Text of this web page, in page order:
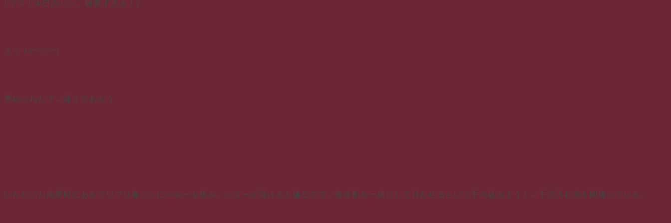
｢ママ！今日のパン、斬新すぎる！｣
えっ？(*’▽’*)
褒められた？←違うであろう
いただいた南新町にあるフワフワ食パンにバターを挟み、バターが溶けると嫌なので、保冷剤を一緒にして持たせるという手の込みよう！←手の入れ方を間違っている。